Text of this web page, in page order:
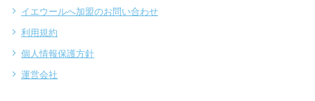
イエウールへ加盟のお問い合わせ
利用規約
個人情報保護方針
運営会社